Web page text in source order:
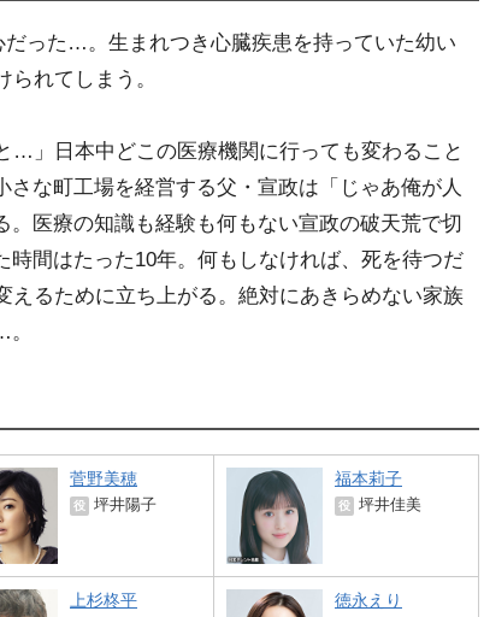
だった…。生まれつき心臓疾患を持っていた幼い
れてしまう。
…」日本中どこの医療機関に行っても変わること
な町工場を経営する父・宣政は「じゃあ俺が人
医療の知識も経験も何もない宣政の破天荒で切
時間はたった10年。何もしなければ、死を待つだ
えるために立ち上がる。絶対にあきらめない家族
菅野美穂
役 坪井陽子
福本莉子
役 坪井佳美
上杉柊平 徳永えり